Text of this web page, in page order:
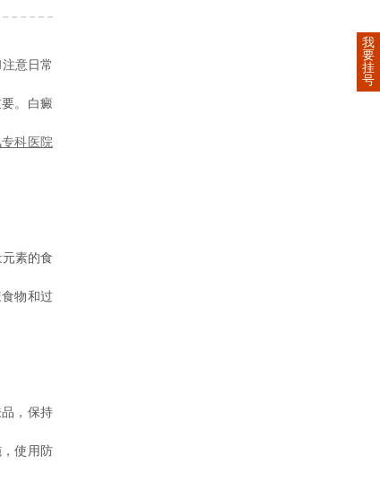
意日常
。白癜
科医院
素的食
物和过
，保持
使用防
我
要
挂
号